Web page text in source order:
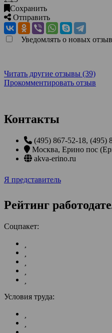
Сохранить
Отправить
Уведомлять о новых
Читать другие отзывы (39)
Прокомментировать отзыв
Контакты
(495) 867-52-18, (495)
Москва, Ерино пос
akva-erino.ru
Я представитель
Рейтинг
Соцпакет:
Условия труда: